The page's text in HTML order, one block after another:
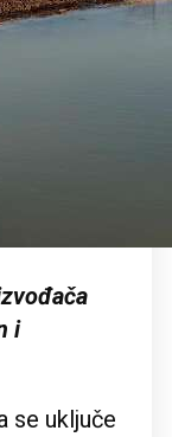
i
se uključe